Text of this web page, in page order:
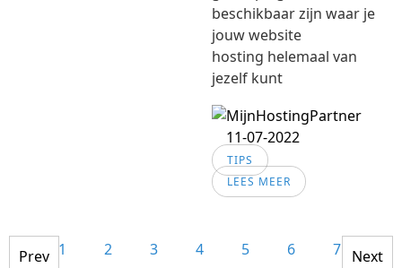
beschikbaar zijn waar je
jouw website
hosting helemaal van
jezelf kunt
11-07-2022
TIPS
LEES MEER
1 2 3 4 5 6 7 8
Prev Next